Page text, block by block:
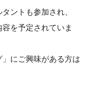
ントも参加され、
を予定されていま
」にご興味がある方は